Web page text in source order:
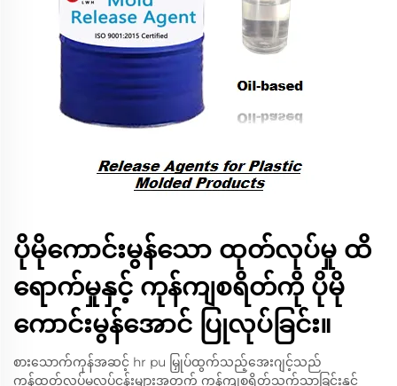
ပိုမိုကောင်းမွန်သော ထုတ်လုပ်မှု ထိ
ရောက်မှုနှင့် ကုန်ကျစရိတ်ကို ပိုမို
ကောင်းမွန်အောင် ပြုလုပ်ခြင်း။
စားသောက်ကုန်အဆင့် hr pu မြှုပ်ထွက်သည့်အေးဂျင့်သည်
ကုန်ထုတ်လုပ်မှုလုပ်ငန်းများအတွက် ကုန်ကျစရိတ်သက်သာခြင်းနှင့်